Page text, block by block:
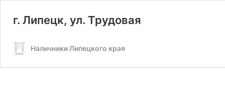
г. Липецк, ул. Трудовая
Наличники Липецкого края